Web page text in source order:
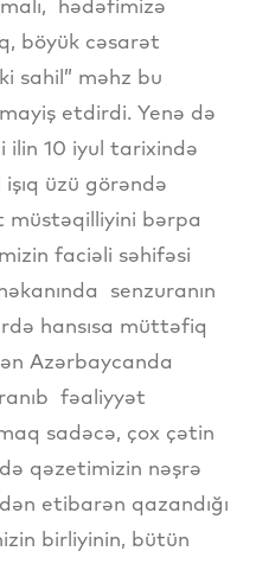
hədəfimizə
böyük cəsarət
sahil” məhz bu
etdirdi. Yenə də
ilin 10 iyul tarixində
üzü görəndə
müstəqilliyini bərpa
faciəli səhifəsi
senzuranın
hansısa müttəfiq
Azərbaycanda
fəaliyyət
sadəcə, çox çətin
qəzetimizin nəşrə
etibarən qazandığı
birliyinin, bütün